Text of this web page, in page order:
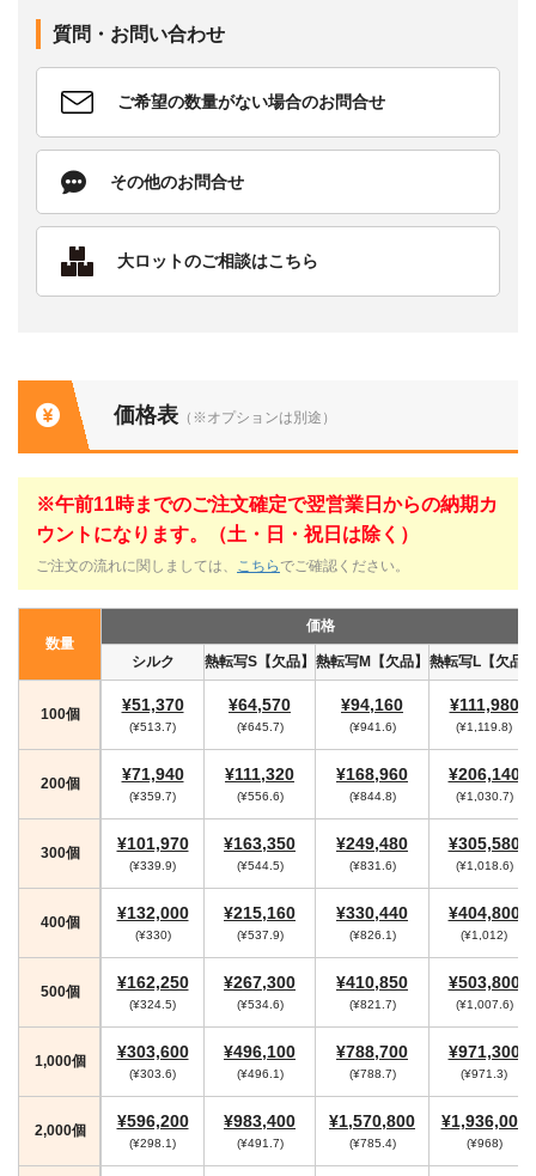
質問・お問い合わせ
ご希望の数量がない場合のお問合せ
その他のお問合せ
大ロットのご相談はこちら
価格表 （※オプションは別途）
※午前11時までのご注文確定で翌営業日からの納期カ
ウントになります。（土・日・祝日は除く）
ご注文の流れに関しましては、 こちら でご確認ください。
数量
価格
シルク 熱転写S【欠品】 熱転写M【欠品】 熱転写L【欠品
100個 ¥51,370
(¥513.7)
¥64,570
(¥645.7)
¥94,160
(¥941.6)
¥111,980
(¥1,119.8)
200個 ¥71,940
(¥359.7)
¥111,320
(¥556.6)
¥168,960
(¥844.8)
¥206,140
(¥1,030.7)
300個 ¥101,970
(¥339.9)
¥163,350
(¥544.5)
¥249,480
(¥831.6)
¥305,580
(¥1,018.6)
400個 ¥132,000
(¥330)
¥215,160
(¥537.9)
¥330,440
(¥826.1)
¥404,800
(¥1,012)
500個 ¥162,250
(¥324.5)
¥267,300
(¥534.6)
¥410,850
(¥821.7)
¥503,800
(¥1,007.6)
1,000個 ¥303,600
(¥303.6)
¥496,100
(¥496.1)
¥788,700
(¥788.7)
¥971,300
(¥971.3)
2,000個 ¥596,200
(¥298.1)
¥983,400
(¥491.7)
¥1,570,800
(¥785.4)
¥1,936,000
(¥968)